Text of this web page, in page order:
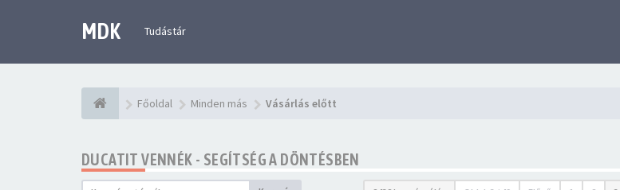
MDK Tudástár
Főoldal Minden más Vásárlás előtt
DUCATIT VENNÉK - SEGÍTSÉG A DÖNTÉSBEN